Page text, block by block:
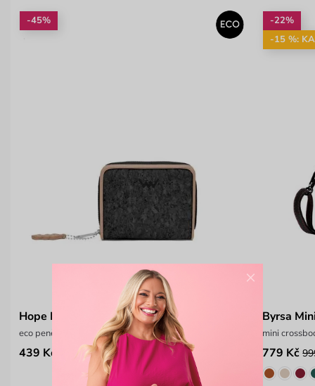
-45%
Hope Black
eco peněženka s korkem
439 Kč 799 Kč
-22%
-15 %:
Byrsa
mini
779 Kč
×